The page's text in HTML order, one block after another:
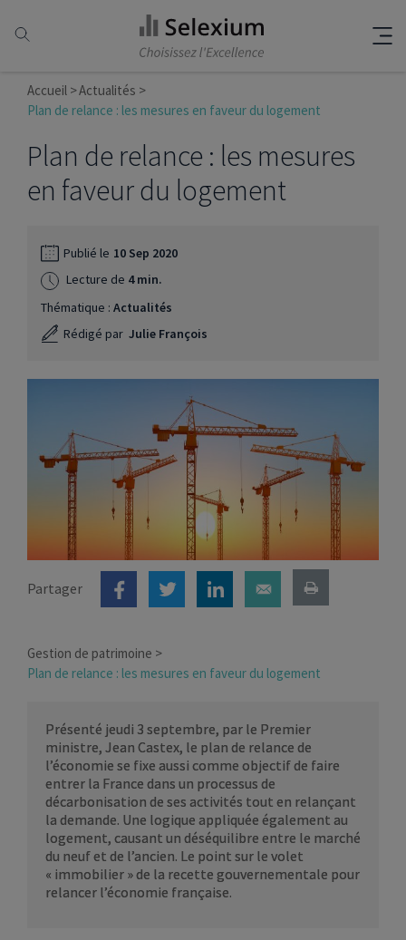
Accueil
Actualités
Plan de relance : les mesures en faveur du logement
Plan de relance : les mesures
en faveur du logement
Publié le 10 Sep 2020
Lecture de 4 min.
Thématique : Actualités
Rédigé par Julie François
Partager
Gestion de patrimoine
Plan de relance : les mesures en faveur du logement
Présenté jeudi 3 septembre, par le Premier
ministre, Jean Castex, le plan de relance de
l’économie se fixe aussi comme objectif de faire
entrer la France dans un processus de
décarbonisation de ses activités tout en relançant
la demande. Une logique appliquée également au
logement, causant un déséquilibre entre le marché
du neuf et de l’ancien. Le point sur le volet
« immobilier » de la recette gouvernementale pour
relancer l’économie française.